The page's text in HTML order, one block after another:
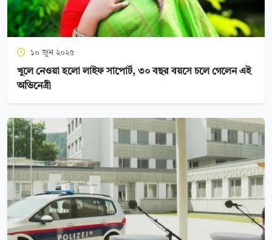
১০ জুন ২০২৫
খুলে নেওয়া হলো লাইফ সাপোর্ট, ৩০ বছর বয়সে চলে গেলেন এই
অভিনেত্রী